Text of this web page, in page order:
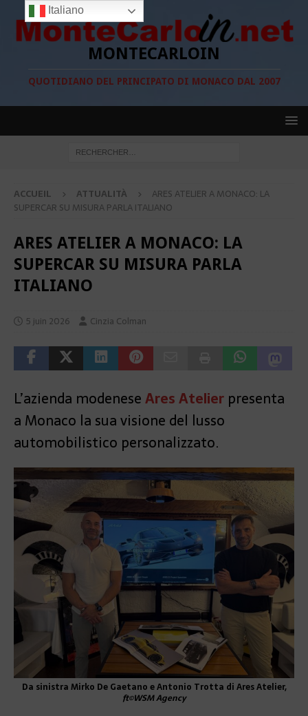
MONTECARLOIN
QUOTIDIANO DEL PRINCIPATO DI MONACO DAL 2007
ACCUEIL ATTUALITÀ
ARES ATELIER A MONACO: LA
SUPERCAR SU MISURA PARLA ITALIANO
ARES ATELIER A MONACO: LA
SUPERCAR SU MISURA PARLA
ITALIANO
5 juin 2026 Cinzia Colman
L’azienda modeneseAres Atelier presenta
a Monaco la sua visione del lusso
automobilistico personalizzato.
Da sinistra Mirko De Gaetano e Antonio Trotta di Ares Atelier,
ft©WSM Agency
Italiano